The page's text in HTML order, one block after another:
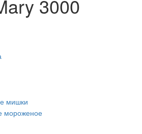
3000
мишки
мороженое